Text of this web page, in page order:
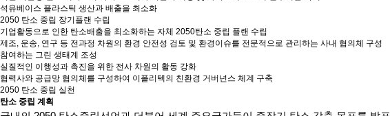
석유베이스 플라스틱 생산과 배출을 최소화
2050 탄소 중립 장기플랜 수립
기업활동으로 인한 탄소배출을 최소화하는 자체 2050탄소 중립 플랜 수립
제조, 운송, 연구 등 전과정 차원의 환경 안전성 검토 및 환경이슈를 전문적으로 관리하는 사내 협의체 구성
참여하는 그린 생태계 조성
실질적인 이행성과 촉진을 위한 전사 차원의 활동 강화
협력사와 공급망 협의체를 구성하여 이폴리텍의 친환경 거버넌스 체계 구축
2050 탄소 중립 실천
탄소 중립 계획